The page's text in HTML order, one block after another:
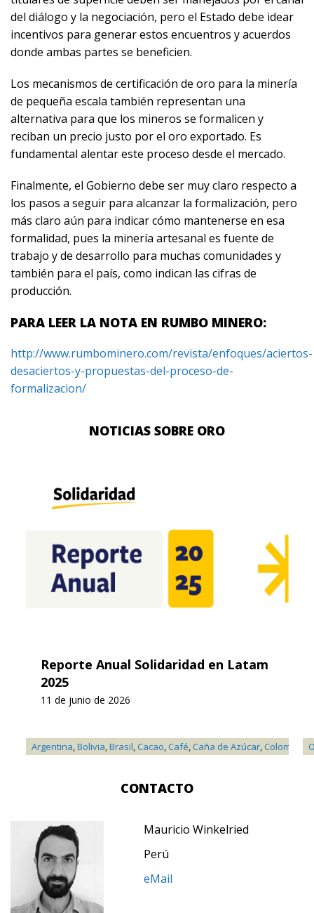
del diálogo y la negociación, pero el Estado debe idear
incentivos para generar estos encuentros y acuerdos
donde ambas partes se beneficien.
Los mecanismos de certificación de oro para la minería
de pequeña escala también representan una
alternativa para que los mineros se formalicen y
reciban un precio justo por el oro exportado. Es
fundamental alentar este proceso desde el mercado.
Finalmente, el Gobierno debe ser muy claro respecto a
los pasos a seguir para alcanzar la formalización, pero
más claro aún para indicar cómo mantenerse en esa
formalidad, pues la minería artesanal es fuente de
trabajo y de desarrollo para muchas comunidades y
también para el país, como indican las cifras de
producción.
PARA LEER LA NOTA EN RUMBO MINERO:
http://www.rumbominero.com/revista/enfoques/aciertos-
desaciertos-y-propuestas-del-proceso-de-
formalizacion/
NOTICIAS SOBRE ORO
Argentina,Bolivia,Brasil,Cacao,Café,Caña de Azúcar,Colombia
Reporte Anual Solidaridad en Latam
2025
11 de junio de 2026
CONTACTO
Mauricio Winkelried
Perú
eMail